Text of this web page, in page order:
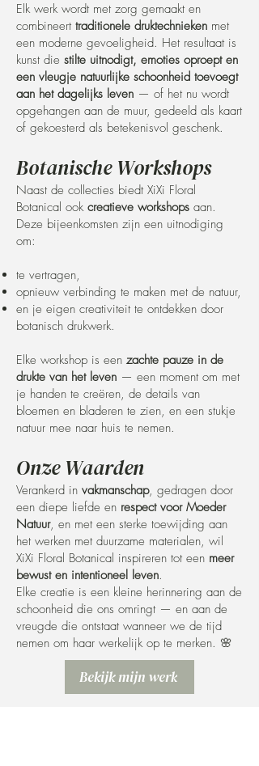
Elk werk wordt met zorg gemaakt en
combineert traditionele druktechnieken met
een moderne gevoeligheid. Het resultaat is
kunst die stilte uitnodigt, emoties oproept en
een vleugje natuurlijke schoonheid toevoegt
aan het dagelijks leven — of het nu wordt
opgehangen aan de muur, gedeeld als kaart
of gekoesterd als betekenisvol geschenk.
Botanische Workshops
Naast de collecties biedt XiXi Floral
Botanical ook creatieve workshops aan.
Deze bijeenkomsten zijn een uitnodiging
om:
te vertragen,
opnieuw verbinding te maken met de natuur,
en je eigen creativiteit te ontdekken door
botanisch drukwerk.
Elke workshop is een zachte pauze in de
drukte van het leven — een moment om met
je handen te creëren, de details van
bloemen en bladeren te zien, en een stukje
natuur mee naar huis te nemen.
Onze Waarden
Verankerd in vakmanschap, gedragen door
een diepe liefde en respect voor Moeder
Natuur, en met een sterke toewijding aan
het werken met duurzame materialen, wil
XiXi Floral Botanical inspireren tot een meer
bewust en intentioneel leven.
Elke creatie is een kleine herinnering aan de
schoonheid die ons omringt — en aan de
vreugde die ontstaat wanneer we de tijd
nemen om haar werkelijk op te merken. 🌸
Bekijk mijn werk